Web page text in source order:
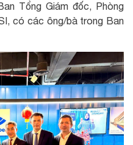
Tổng Giám đốc, Phòng
có các ông/bà trong Ban